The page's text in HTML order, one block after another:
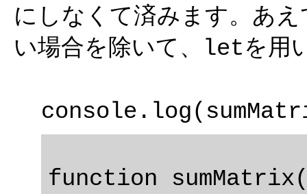
にしなくて済みます。あえ
い場合を除いて、
letを用
function